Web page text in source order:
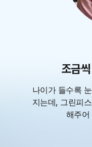
조금
나이가 들수록
지는데, 그린피
해주어